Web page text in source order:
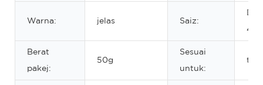
Warna: jelas Saiz:
Berat
pakej:
50g
Sesuai
untuk: